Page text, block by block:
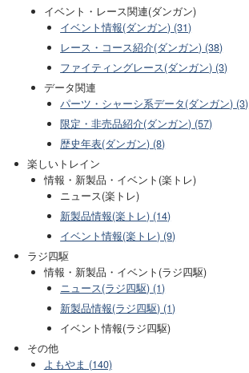
イベント・レース関連(ダンガン)
イベント情報(ダンガン) (31)
レース・コース紹介(ダンガン) (38)
ファイティングレース(ダンガン) (3)
データ関連
パーツ・シャーシ系データ(ダンガン) (3)
限定・非売品紹介(ダンガン) (57)
歴史年表(ダンガン) (8)
楽しいトレイン
情報・新製品・イベント(楽トレ)
ニュース(楽トレ)
新製品情報(楽トレ) (14)
イベント情報(楽トレ) (9)
ラジ四駆
情報・新製品・イベント(ラジ四駆)
ニュース(ラジ四駆) (1)
新製品情報(ラジ四駆) (1)
イベント情報(ラジ四駆)
その他
よもやま (140)